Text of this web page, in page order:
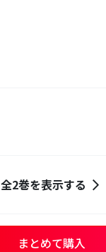
全2巻を表示する
まとめて購入